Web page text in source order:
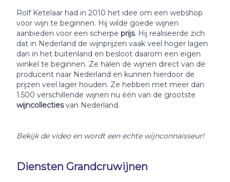
Rolf Ketelaar had in 2010 het idee om een webshop
voor wijn te beginnen. Hij wilde goede wijnen
aanbieden voor een scherpe prijs. Hij realiseerde zich
dat in Nederland de wijnprijzen vaak veel hoger lagen
dan in het buitenland en besloot daarom een eigen
winkel te beginnen. Ze halen de wijnen direct van de
producent naar Nederland en kunnen hierdoor de
prijzen veel lager houden. Ze hebben met meer dan
1.500 verschillende wijnen nu één van de grootste
wijncollectiesvan Nederland.
Bekijk de video en wordt een echte wijnconnaisseur!
Diensten Grandcruwijnen